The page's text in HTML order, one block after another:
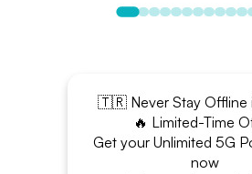
🇹🇷 Never Stay Offline
🔥 Limited-Time
Get your Unlimited 5G
now